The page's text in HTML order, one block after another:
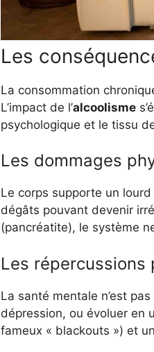
Les
La consommation
L’impact de l’alcoolisme
psychologique et le tissu
Les dommages
Le corps supporte un
dégâts pouvant devenir
(pancréatite), le système
Les répercussions
La santé mentale n’est
dépression, ou évoluer en
fameux « blackouts ») et